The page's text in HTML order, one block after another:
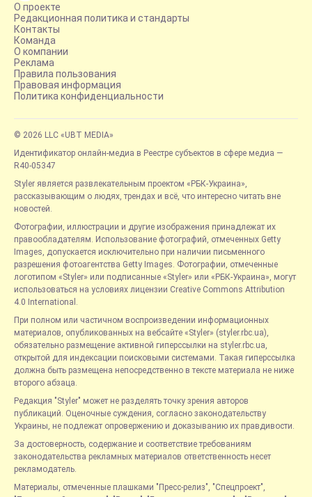
О проекте
Редакционная политика и стандарты
Контакты
Команда
О компании
Реклама
Правила пользования
Правовая информация
Политика конфиденциальности
© 2026 LLC «UBT MEDIA»
Идентификатор онлайн-медиа в Реестре субъектов в сфере медиа —
R40-05347
Styler является развлекательным проектом «РБК-Украина»,
рассказывающим о людях, трендах и всё, что интересно читать вне
новостей.
Фотографии, иллюстрации и другие изображения принадлежат их
правообладателям. Использование фотографий, отмеченных Getty
Images, допускается исключительно при наличии письменного
разрешения фотоагентства Getty Images. Фотографии, отмеченные
логотипом «Styler» или подписанные «Styler» или «РБК-Украина», могут
использоваться на условиях лицензии Creative Commons Attribution
4.0 International.
При полном или частичном воспроизведении информационных
материалов, опубликованных на вебсайте «Styler» (styler.rbc.ua),
обязательно размещение активной гиперссылки на styler.rbc.ua,
открытой для индексации поисковыми системами. Такая гиперссылка
должна быть размещена непосредственно в тексте материала не ниже
второго абзаца.
Редакция "Styler" может не разделять точку зрения авторов
публикаций. Оценочные суждения, согласно законодательству
Украины, не подлежат опровержению и доказыванию их правдивости.
За достоверность, содержание и соответствие требованиям
законодательства рекламных материалов ответственность несет
рекламодатель.
Материалы, отмеченные плашками "Пресс-релиз", "Спецпроект",